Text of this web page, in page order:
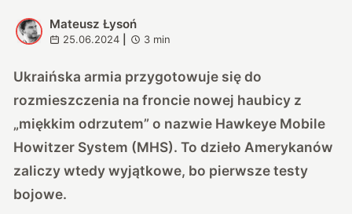
M
Mateusz Łysoń
25.06.2024 3 min
Ukraińska armia przygotowuje się do
rozmieszczenia na froncie nowej haubicy z
„miękkim odrzutem” o nazwie Hawkeye Mobile
Howitzer System (MHS). To dzieło Amerykanów
zaliczy wtedy wyjątkowe, bo pierwsze testy
bojowe.